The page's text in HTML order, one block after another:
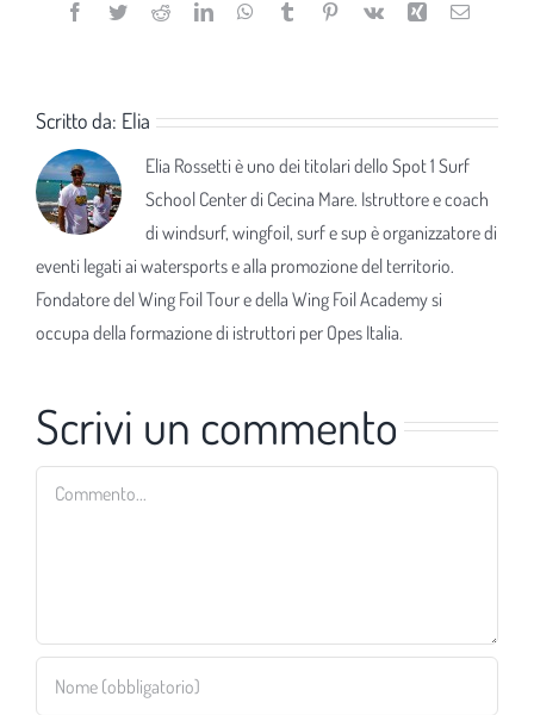
Facebook
TwitterRedditLinkedInWhatsApp
TumblrPinterest
Vk Xing Email
Scritto da: Elia
Elia Rossetti è uno dei titolari dello Spot 1 Surf
School Center di Cecina Mare. Istruttore e coach
di windsurf, wingfoil, surf e sup è organizzatore di
eventi legati ai watersports e alla promozione del territorio.
Fondatore del Wing Foil Tour e della Wing Foil Academy si
occupa della formazione di istruttori per Opes Italia.
Scrivi un commento
Commento